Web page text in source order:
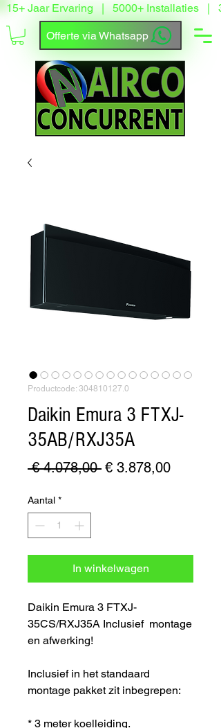
15+ Jaar Ervaring   |   5000+ Installaties   |
Offerte via Whatsapp
Productcode: 304810127.0
Daikin Emura 3 FTXJ-
35AB/RXJ35A
€ 4.078,00 Normale
€ 3.878,00
Aantal *
In winkelwagen
Daikin Emura 3 FTXJ-
35CS/RXJ35A Inclusief montage
en afwerking!
Inclusief in het standaard
montage pakket zit inbegrepen:
* 3 meter koelleiding.